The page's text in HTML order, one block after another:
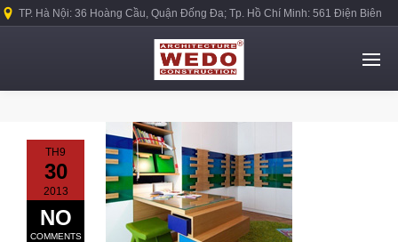
TP. Hà Nội: 36 Hoàng Cầu, Quận Đống Đa; Tp. Hồ Chí Minh: 561 Điện Biên
TH9
30
2013
NO
COMMENTS